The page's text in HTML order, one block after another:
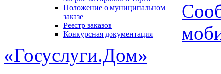
Положение о муниципальном
заказе
Реестр заказов
Конкурсная документация
«Госуслуги.Дом»